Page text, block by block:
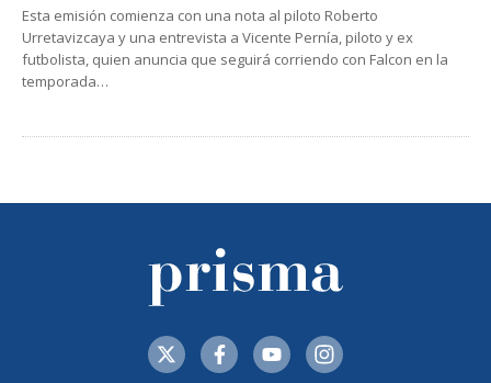
Esta emisión comienza con una nota al piloto Roberto
Urretavizcaya y una entrevista a Vicente Pernía, piloto y ex
futbolista, quien anuncia que seguirá corriendo con Falcon en la
temporada…